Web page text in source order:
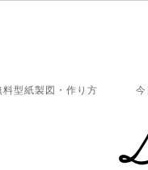
料型紙製図・作り方 今